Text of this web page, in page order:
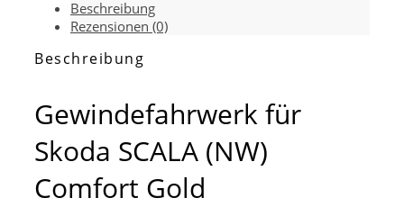
Gold
Menge
Beschreibung
Rezensionen (0)
Beschreibung
Gewindefahrwerk für
Skoda SCALA (NW)
Comfort Gold